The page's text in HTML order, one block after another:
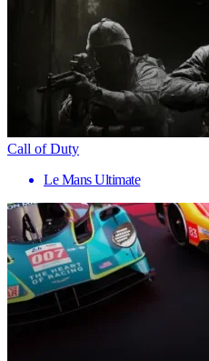
Call of Duty
Le Mans Ultimate